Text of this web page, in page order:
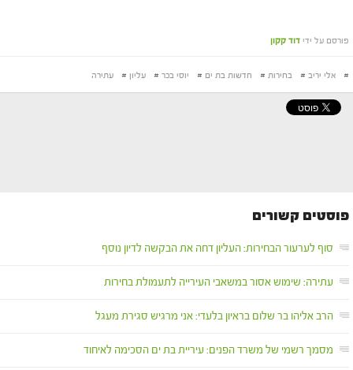
פורסם על ידי דוד קקון
# אלי יריב # בחירות # חדשות בת ים # יוסי בכר # עליון # עתירה
פוסטים קשורים
סוף לערעור הבחירות: העליון דחה את הבקשה לדיון נוסף
עתירה: שימוש אסור במשאבי העירייה לתעמולת בחירות
הרב אליהו בר שלום בראיון בלעדי: אני מרגיש סגירת מעגל
מסמך רשמי של משרד הפנים: עיריית בת ים הסכימה לאיחוד